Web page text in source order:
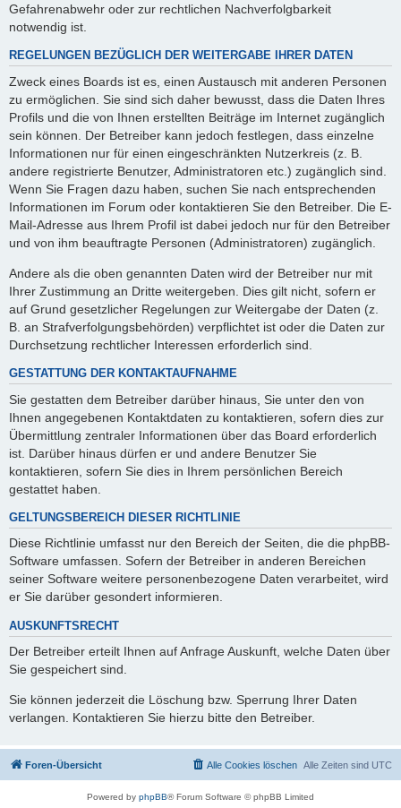
Gefahrenabwehr oder zur rechtlichen Nachverfolgbarkeit
notwendig ist.
REGELUNGEN BEZÜGLICH DER WEITERGABE IHRER DATEN
Zweck eines Boards ist es, einen Austausch mit anderen Personen
zu ermöglichen. Sie sind sich daher bewusst, dass die Daten Ihres
Profils und die von Ihnen erstellten Beiträge im Internet zugänglich
sein können. Der Betreiber kann jedoch festlegen, dass einzelne
Informationen nur für einen eingeschränkten Nutzerkreis (z. B.
andere registrierte Benutzer, Administratoren etc.) zugänglich sind.
Wenn Sie Fragen dazu haben, suchen Sie nach entsprechenden
Informationen im Forum oder kontaktieren Sie den Betreiber. Die E-
Mail-Adresse aus Ihrem Profil ist dabei jedoch nur für den Betreiber
und von ihm beauftragte Personen (Administratoren) zugänglich.
Andere als die oben genannten Daten wird der Betreiber nur mit
Ihrer Zustimmung an Dritte weitergeben. Dies gilt nicht, sofern er
auf Grund gesetzlicher Regelungen zur Weitergabe der Daten (z.
B. an Strafverfolgungsbehörden) verpflichtet ist oder die Daten zur
Durchsetzung rechtlicher Interessen erforderlich sind.
GESTATTUNG DER KONTAKTAUFNAHME
Sie gestatten dem Betreiber darüber hinaus, Sie unter den von
Ihnen angegebenen Kontaktdaten zu kontaktieren, sofern dies zur
Übermittlung zentraler Informationen über das Board erforderlich
ist. Darüber hinaus dürfen er und andere Benutzer Sie
kontaktieren, sofern Sie dies in Ihrem persönlichen Bereich
gestattet haben.
GELTUNGSBEREICH DIESER RICHTLINIE
Diese Richtlinie umfasst nur den Bereich der Seiten, die die phpBB-
Software umfassen. Sofern der Betreiber in anderen Bereichen
seiner Software weitere personenbezogene Daten verarbeitet, wird
er Sie darüber gesondert informieren.
AUSKUNFTSRECHT
Der Betreiber erteilt Ihnen auf Anfrage Auskunft, welche Daten über
Sie gespeichert sind.
Sie können jederzeit die Löschung bzw. Sperrung Ihrer Daten
verlangen. Kontaktieren Sie hierzu bitte den Betreiber.
Foren-Übersicht Alle Zeiten sind UTC
Alle Cookies löschen
Powered by phpBB® Forum Software © phpBB Limited